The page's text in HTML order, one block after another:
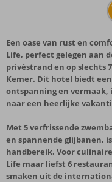
Een oase van rust en
Life, perfect gelegen aan
privéstrand en op slechts
Kemer. Dit hotel biedt
ontspanning en vermaak,
naar een heerlijke
Met 5 verfrissende
en spannende glijbanen,
handbereik. Voor
Life maar liefst 6
smaken uit de